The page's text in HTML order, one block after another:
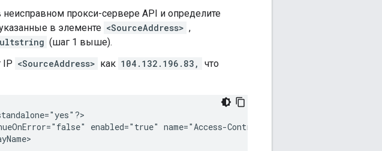
прокси-сервере API и определите
в элементе <SourceAddress> ,
(шаг 1 выше).
IP <SourceAddress> как 104.132.196.83,
что
enabled="true" name="Access-Control">